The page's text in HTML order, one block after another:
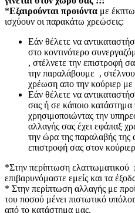
*Εξαιρούνται προιόντα με
ισχύουν οι παρακάτω χρεώσεις:
Εάν θέλετε να
στο κοντινότερο
, στέλνετε την επιστροφή
την παραλάβουμε ,
χρέωση απο την κούριερ με
Εάν θέλετε να
σας ή σε κάποιο
χρησιμοποιώντας την
αλλαγής σας έχει εφάπαξ
την ώρα της παραλαβής της
επιστροφή σας στον
*Στην περίπτωση ελαττωματικού
επιβαρυνόμαστε εμείς και τα
* Στην περίπτωση αλλαγής με
του ποσού μένει πιστωτικό
από το κατάστημα μας.